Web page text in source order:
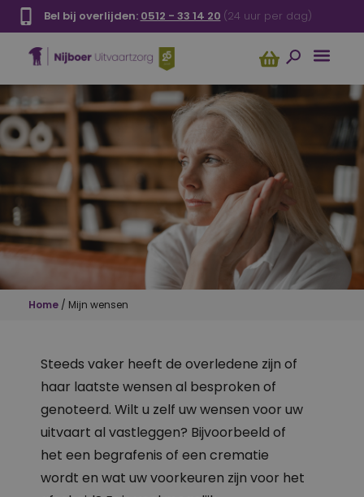
Bel bij overlijden: 0512 - 33 14 20 (24 uur per dag)
Home / Mijn wensen
Steeds vaker heeft de overledene zijn of
haar laatste wensen al besproken of
genoteerd. Wilt u zelf uw wensen voor uw
uitvaart al vastleggen? Bijvoorbeeld of
het een begrafenis of een crematie
wordt en wat uw voorkeuren zijn voor het